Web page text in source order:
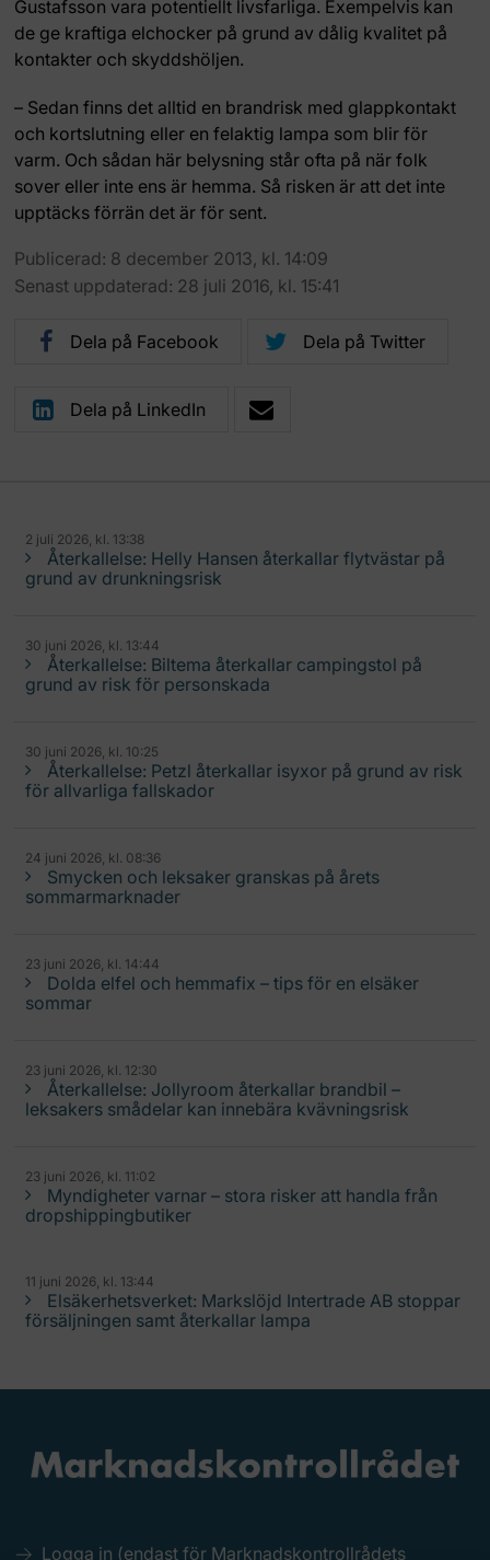
Gustafsson vara potentiellt livsfarliga. Exempelvis kan
de ge kraftiga elchocker på grund av dålig kvalitet på
kontakter och skyddshöljen.
– Sedan finns det alltid en brandrisk med glappkontakt
och kortslutning eller en felaktig lampa som blir för
varm. Och sådan här belysning står ofta på när folk
sover eller inte ens är hemma. Så risken är att det inte
upptäcks förrän det är för sent.
Publicerad: 8 december 2013, kl. 14:09
Senast uppdaterad: 28 juli 2016, kl. 15:41
Dela på Facebook Dela på Twitter
Dela på LinkedIn
2 juli 2026, kl. 13:38
Återkallelse: Helly Hansen återkallar flytvästar på
grund av drunkningsrisk
30 juni 2026, kl. 13:44
Återkallelse: Biltema återkallar campingstol på
grund av risk för personskada
30 juni 2026, kl. 10:25
Återkallelse: Petzl återkallar isyxor på grund av risk
för allvarliga fallskador
24 juni 2026, kl. 08:36
Smycken och leksaker granskas på årets
sommarmarknader
23 juni 2026, kl. 14:44
Dolda elfel och hemmafix – tips för en elsäker
sommar
23 juni 2026, kl. 12:30
Återkallelse: Jollyroom återkallar brandbil –
leksakers smådelar kan innebära kvävningsrisk
23 juni 2026, kl. 11:02
Myndigheter varnar – stora risker att handla från
dropshippingbutiker
11 juni 2026, kl. 13:44
Elsäkerhetsverket: Markslöjd Intertrade AB stoppar
försäljningen samt återkallar lampa
Logga in (endast för Marknadskontrollrådets